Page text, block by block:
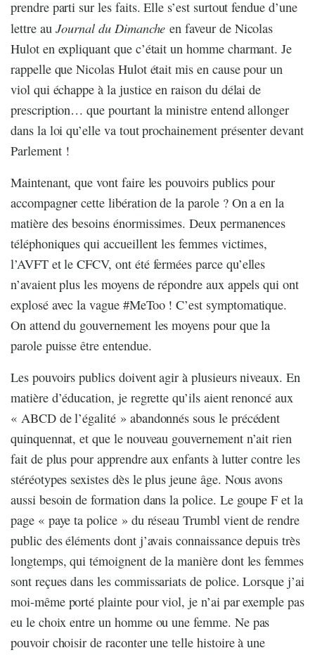
prendre parti sur les faits. Elle s’est surtout fendue d’une
lettre auJournal du Dimanche en faveur de Nicolas
Hulot en expliquant que c’était un homme charmant. Je
rappelle que Nicolas Hulot était mis en cause pour un
viol qui échappe à la justice en raison du délai de
prescription… que pourtant la ministre entend allonger
dans la loi qu’elle va tout prochainement présenter devant
Parlement !
Maintenant, que vont faire les pouvoirs publics pour
accompagner cette libération de la parole ? On a en la
matière des besoins énormissimes. Deux permanences
téléphoniques qui accueillent les femmes victimes,
l’AVFT et le CFCV, ont été fermées parce qu’elles
n’avaient plus les moyens de répondre aux appels qui ont
explosé avec la vague #MeToo ! C’est symptomatique.
On attend du gouvernement les moyens pour que la
parole puisse être entendue.
Les pouvoirs publics doivent agir à plusieurs niveaux. En
matière d’éducation, je regrette qu’ils aient renoncé aux
« ABCD de l’égalité » abandonnés sous le précédent
quinquennat, et que le nouveau gouvernement n’ait rien
fait de plus pour apprendre aux enfants à lutter contre les
stéréotypes sexistes dès le plus jeune âge. Nous avons
aussi besoin de formation dans la police. Le goupe F et la
page « paye ta police » du réseau Trumbl vient de rendre
public des éléments dont j’avais connaissance depuis très
longtemps, qui témoignent de la manière dont les femmes
sont reçues dans les commissariats de police. Lorsque j’ai
moi-même porté plainte pour viol, je n’ai par exemple pas
eu le choix entre un homme ou une femme. Ne pas
pouvoir choisir de raconter une telle histoire à une